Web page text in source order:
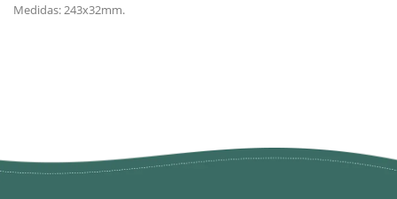
Medidas: 243x32mm.